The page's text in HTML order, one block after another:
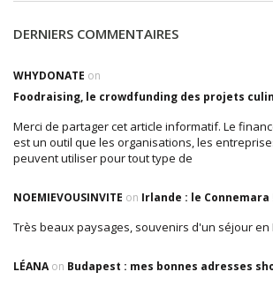
DERNIERS COMMENTAIRES
WHYDONATE on
Foodraising, le crowdfunding des projets
Merci de partager cet article informatif. Le
est un outil que les organisations, les
peuvent utiliser pour tout type de
NOEMIEVOUSINVITE on Irlande : le Connemara
Très beaux paysages, souvenirs d'un séjour en
LÉANAon Budapest : mes bonnes adresses